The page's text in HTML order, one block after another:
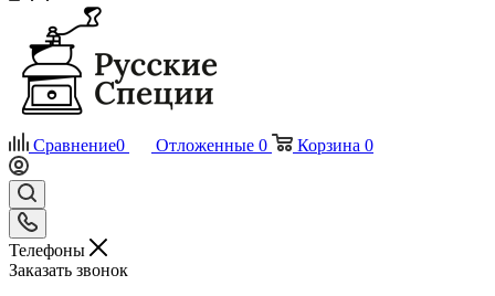
Сравнение0 Отложенные 0 Корзина 0
Телефоны
Заказать звонок